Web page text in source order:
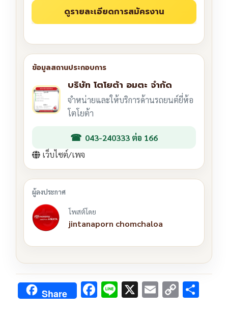
บริษัท โตโยต้า อมตะ จำกัด
จำหน่ายและให้บริการด้านรถยนต์ยี่ห้อ
โตโยต้า
043-240333 ต่อ 166
เว็บไซต์/เพจ
โพสต์โดย
jintanaporn chomchaloa
Share F Li X E C